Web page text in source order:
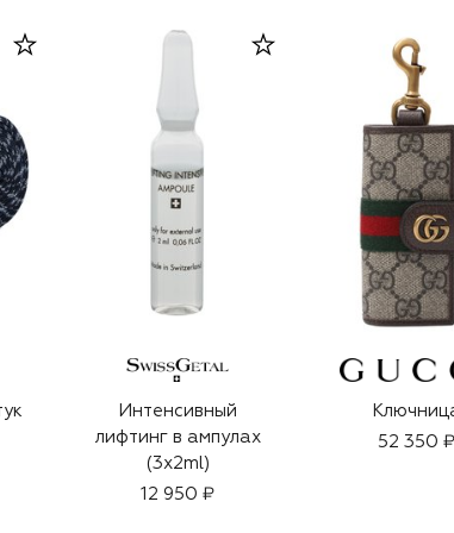
Интенсивный
лифтинг в ампулах
(3x2ml)
12 950 ₽
52 350 ₽